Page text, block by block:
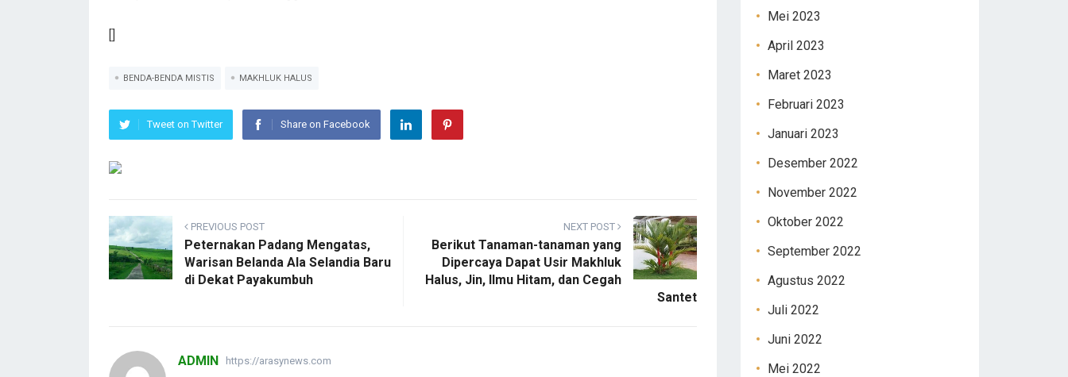
[]
BENDA-BENDA MISTIS MAKHLUK HALUS
Tweet on Twitter Share on Facebook
PREVIOUS POST
Peternakan Padang Mengatas,
Warisan Belanda Ala Selandia Baru
di Dekat Payakumbuh
NEXT POST
Berikut Tanaman-tanaman yang
Dipercaya Dapat Usir Makhluk
Halus, Jin, Ilmu Hitam, dan Cegah
Santet
ADMIN https://arasynews.com
Mei 2023
April 2023
Maret 2023
Februari 2023
Januari 2023
Desember 2022
November 2022
Oktober 2022
September 2022
Agustus 2022
Juli 2022
Juni 2022
Mei 2022